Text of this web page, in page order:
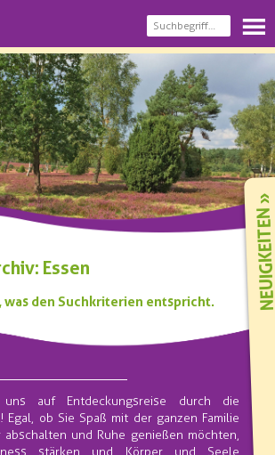
Essen
was den Suchkriterien entspricht.
auf Entdeckungsreise durch die
Egal, ob Sie Spaß mit der ganzen Familie
und Ruhe genießen möchten,
stärken und Körper und Seele